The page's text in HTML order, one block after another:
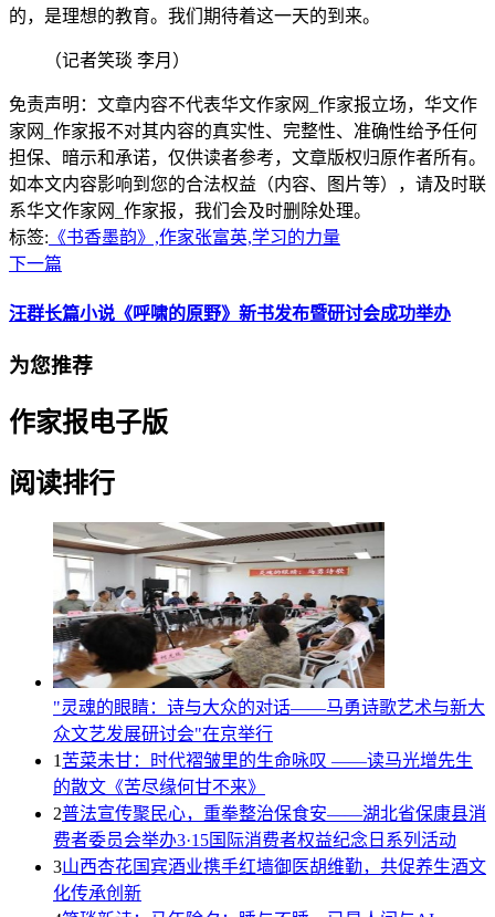
的，是理想的教育。我们期待着这一天的到来。
（记者笑琰 李月）
免责声明：文章内容不代表华文作家网_作家报立场，华文作
家网_作家报不对其内容的真实性、完整性、准确性给予任何
担保、暗示和承诺，仅供读者参考，文章版权归原作者所有。
如本文内容影响到您的合法权益（内容、图片等），请及时联
系华文作家网_作家报，我们会及时删除处理。
标签: 《书香墨韵》,作家张富英,学习的力量
下一篇
汪群长篇小说《呼啸的原野》新书发布暨研讨会成功举办
为您推荐
作家报电子版
阅读排行
"灵魂的眼睛：诗与大众的对话——马勇诗歌艺术与新大
众文艺发展研讨会"在京举行
1 苦菜未甘：时代褶皱里的生命咏叹 ——读马光增先生
的散文《苦尽缘何甘不来》
2普法宣传聚民心，重拳整治保食安——湖北省保康县消
费者委员会举办3·15国际消费者权益纪念日系列活动
3山西杏花国宾酒业携手红墙御医胡维勤，共促养生酒文
化传承创新